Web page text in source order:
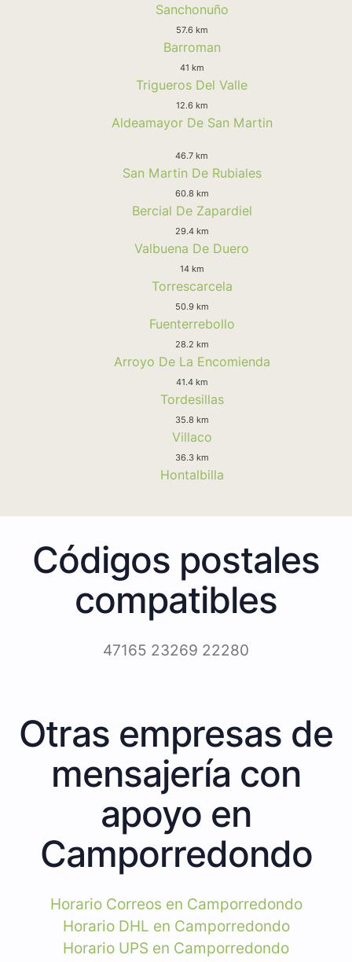
Sanchonuño
57.6 km
Barroman
41 km
Trigueros Del Valle
12.6 km
Aldeamayor De San Martin
46.7 km
San Martin De Rubiales
60.8 km
Bercial De Zapardiel
29.4 km
Valbuena De Duero
14 km
Torrescarcela
50.9 km
Fuenterrebollo
28.2 km
Arroyo De La Encomienda
41.4 km
Tordesillas
35.8 km
Villaco
36.3 km
Hontalbilla
Códigos postales
compatibles
47165 23269 22280
Otras empresas de
mensajería con
apoyo en
Camporredondo
Horario Correos en Camporredondo
Horario DHL en Camporredondo
Horario UPS en Camporredondo